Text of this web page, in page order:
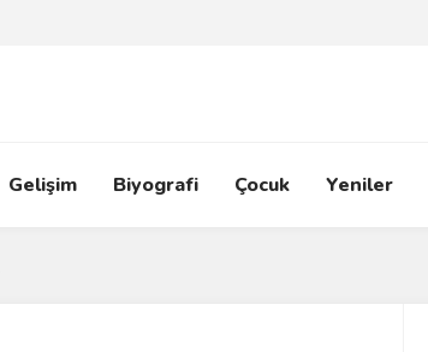
Gelişim Biyografi Çocuk Yeniler